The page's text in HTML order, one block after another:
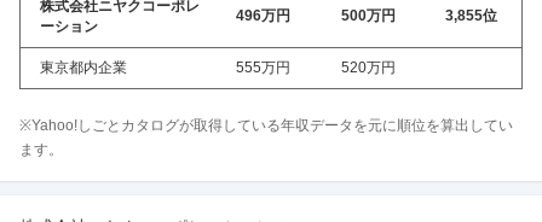
株式会社ニヤクコーポレ
ーション
496万円 500万円 3,855位
東京都内企業 555万円 520万円
※Yahoo!しごとカタログが取得している年収データを元に順位を算出してい
ます。